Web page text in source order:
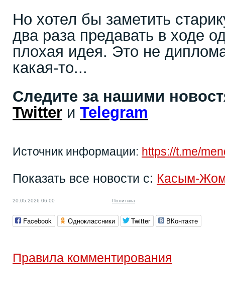
Но хотел бы заметить
два раза предавать в ходе
плохая идея. Это не
какая-то...
Следите за нашими
Twitter и Telegram
Источник информации: https://t.me/
Показать все новости с: Касым-
20.05.2026 06:00 Политика
Facebook Одноклассники Twitter ВКонтакте
Правила комментирования